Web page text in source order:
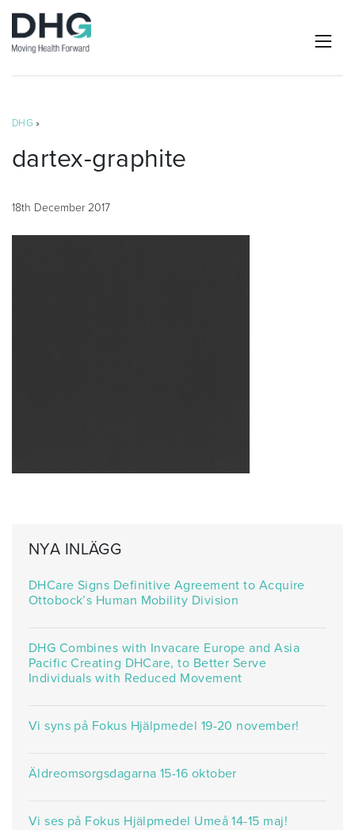
DHG »
dartex-graphite
18th December 2017
NYA INLÄGG
DHCare Signs Definitive Agreement to Acquire
Ottobock’s Human Mobility Division
DHG Combines with Invacare Europe and Asia
Pacific Creating DHCare, to Better Serve
Individuals with Reduced Movement
Vi syns på Fokus Hjälpmedel 19-20 november!
Äldreomsorgsdagarna 15-16 oktober
Vi ses på Fokus Hjälpmedel Umeå 14-15 maj!